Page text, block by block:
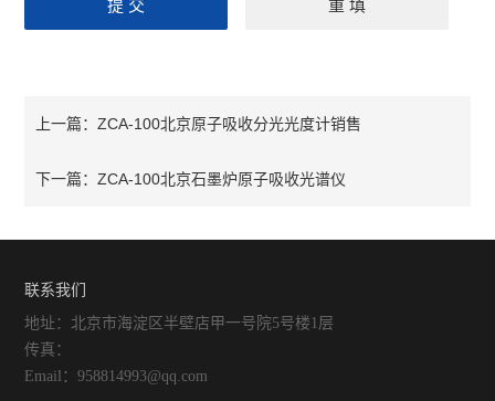
上一篇：ZCA-100北京原子吸收分光光度计销售
下一篇：ZCA-100北京石墨炉原子吸收光谱仪
联系我们
地址：北京市海淀区半壁店甲一号院5号楼1层
传真：
Email：958814993@qq.com